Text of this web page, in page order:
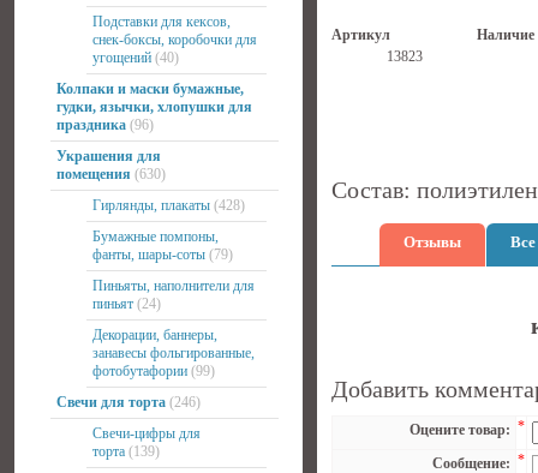
Подставки для кексов,
снек-боксы, коробочки для
угощений (40)
Колпаки и маски бумажные,
гудки, язычки, хлопушки для
праздника (96)
Украшения для
помещения (630)
Гирлянды, плакаты (428)
Бумажные помпоны,
фанты, шары-соты (79)
Пиньяты, наполнители для
пиньят (24)
Декорации, баннеры,
занавесы фольгированные,
фотобутафории (99)
Свечи для торта (246)
Свечи-цифры для
торта (139)
Артикул
Наличие
13823
Состав:
Отзывы
Добавить
Оцените товар: *
Сообщение: *